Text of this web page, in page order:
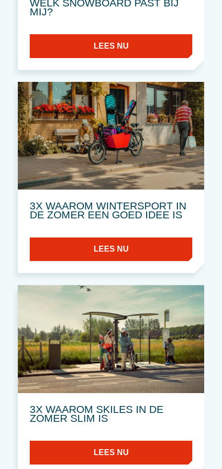
WELK SNOWBOARD PAST BIJ
MIJ?
LEES NU
3X WAAROM WINTERSPORT IN
DE ZOMER EEN GOED IDEE IS
LEES NU
3X WAAROM SKILES IN DE
ZOMER SLIM IS
LEES NU